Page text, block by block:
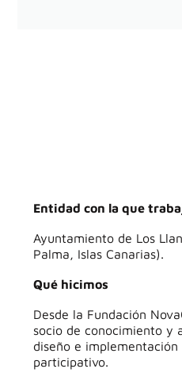
Entidad con la que
Ayuntamiento de Los
Palma, Islas Canarias).
Qué hicimos
Desde la Fundación
socio de conocimiento y
diseño e implementación
participativo.